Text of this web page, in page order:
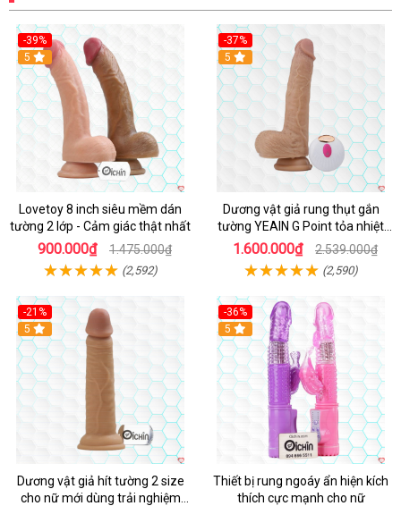
-39%
Hot
5
Lovetoy 8 inch siêu mềm dán
tường 2 lớp - Cảm giác thật nhất
900.000₫ 1.475.000₫
(2,592)
-37%
5
Dương vật giả rung thụt gắn
tường YEAIN G Point tỏa nhiệt
điều khiển từ xa
1.600.000₫ 2.539.000₫
(2,590)
-21%
Hot
5
Dương vật giả hít tường 2 size
cho nữ mới dùng trải nghiệm
-36%
Hot
5
Thiết bị rung ngoáy ẩn hiện kích
thích cực mạnh cho nữ